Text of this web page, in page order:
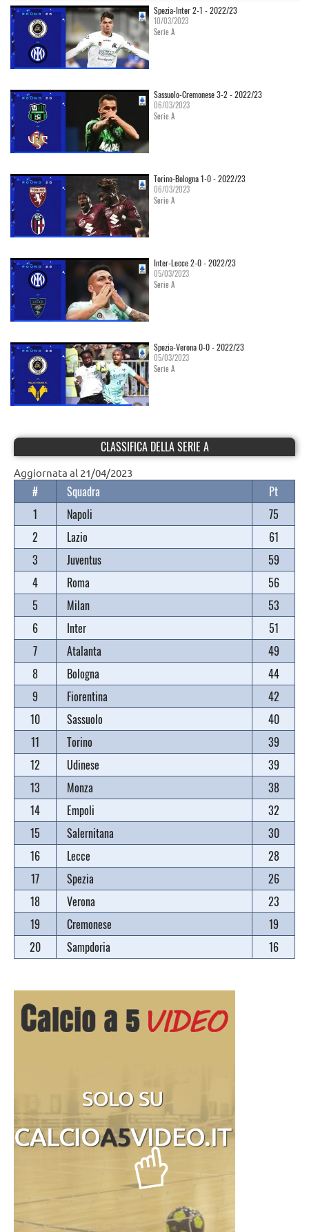
Spezia-Inter 2-1 - 2022/23
10/03/2023
Serie A
Sassuolo-Cremonese 3-2 - 2022/23
06/03/2023
Serie A
Torino-Bologna 1-0 - 2022/23
06/03/2023
Serie A
Inter-Lecce 2-0 - 2022/23
05/03/2023
Serie A
Spezia-Verona 0-0 - 2022/23
05/03/2023
Serie A
CLASSIFICA DELLA SERIE A
Aggiornata al 21/04/2023
# Squadra
Pt
1
Napoli
75
2
Lazio
61
3
Juventus
59
4
Roma
56
5
Milan
53
6
Inter
51
7
Atalanta
49
8
Bologna
44
9
Fiorentina
42
10
Sassuolo
40
11
Torino
39
12
Udinese
39
13
Monza
38
14
Empoli
32
15
Salernitana
30
16
Lecce
28
17
Spezia
26
18
Verona
23
19
Cremonese
19
20
Sampdoria 16